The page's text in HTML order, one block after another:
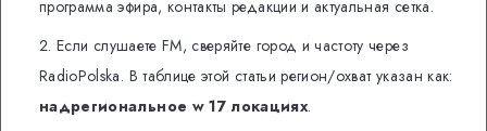
программа эфира, контакты редакции и актуальная сетка.
Если слушаете FM, сверяйте город и частоту через
RadioPolska. В таблице этой статьи регион/охват указан как:
надрегиональное w 17 локациях.